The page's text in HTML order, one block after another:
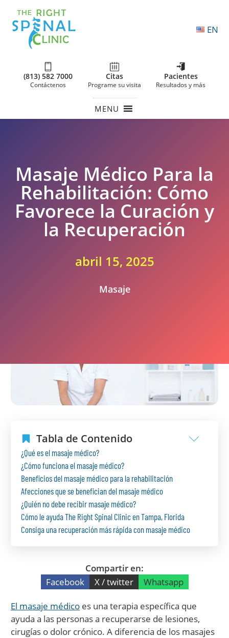
EN
(813) 582 7000
Contáctenos
Citas
Programe su visita
Pacientes
Resultados y más
MENU
Masaje Médico Para la
Rehabilitación: Cómo
Favorece la Curación y
la Recuperación
abril 15, 2025
Masaje
Tabla de Contenido
¿Qué es el masaje médico?
¿Cómo funciona el masaje médico?
Beneficios del masaje médico para la rehabilitación
Afecciones que se benefician del masaje médico
¿Quién no debe recibir masaje médico?
Cómo le ayuda The Right Spinal Clinic en Tampa, Florida
Consiga una recuperación más rápida con masaje médico
Compartir en:
Facebook
X / twitter Whatsapp
El masaje médico es una terapia específica que
ayuda a las personas a recuperarse de lesiones,
cirugías o dolor crónico. A diferencia de los masajes